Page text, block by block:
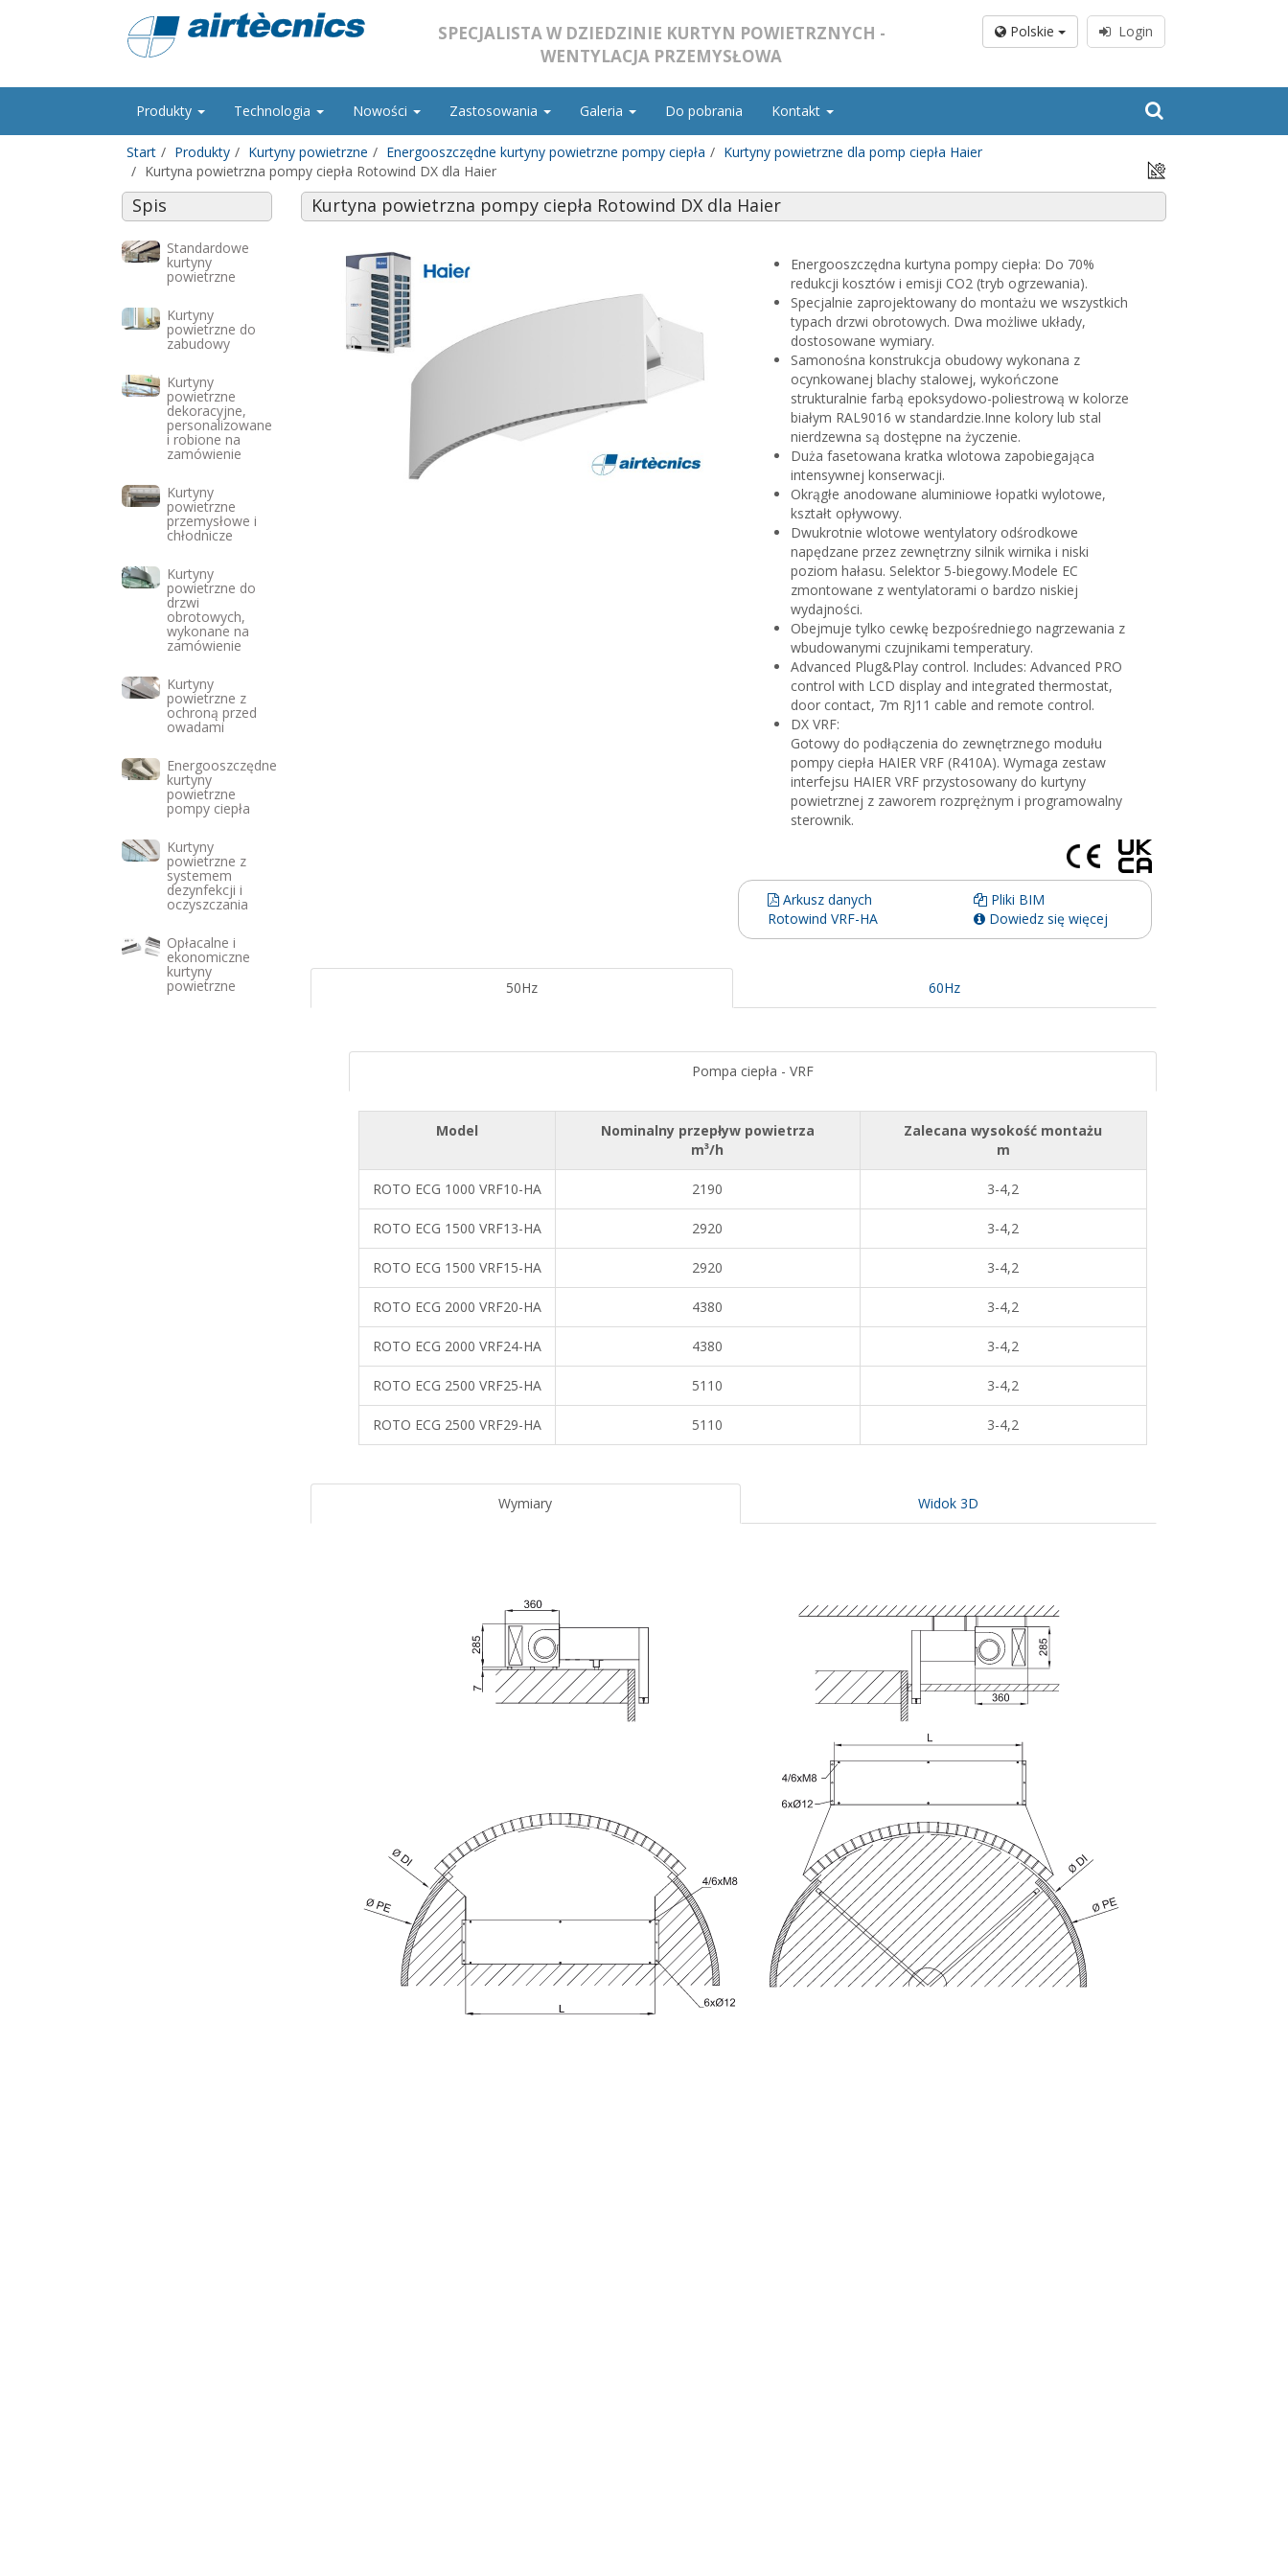
SPECJALISTA W DZIEDZINIE KURTYN POWIETRZNYCH -
WENTYLACJA PRZEMYSŁOWA
Polskie Login
Produkty Technologia Nowości Zastosowania Galeria Do pobrania Kontakt
Start Produkty Kurtyny powietrzne Energooszczędne kurtyny powietrzne pompy ciepła
Kurtyny powietrzne dla pomp ciepła Haier
Kurtyna powietrzna pompy ciepła Rotowind DX dla Haier
Spis
Standardowe
kurtyny
powietrzne
Kurtyny
powietrzne do
zabudowy
Kurtyny
powietrzne
dekoracyjne,
personalizowane
i robione na
zamówienie
Kurtyny
powietrzne
przemysłowe i
chłodnicze
Kurtyny
powietrzne do
drzwi
obrotowych,
wykonane na
zamówienie
Kurtyny
powietrzne z
ochroną przed
owadami
Energooszczędne
kurtyny
powietrzne
pompy ciepła
Kurtyny
powietrzne z
systemem
dezynfekcji i
oczyszczania
Opłacalne i
ekonomiczne
kurtyny
powietrzne
Kurtyna powietrzna pompy ciepła Rotowind DX dla Haier
Energooszczędna kurtyna pompy ciepła: Do 70%
redukcji kosztów i emisji CO2 (tryb ogrzewania).
Specjalnie zaprojektowany do montażu we wszystkich
typach drzwi obrotowych. Dwa możliwe układy,
dostosowane wymiary.
Samonośna konstrukcja obudowy wykonana z
ocynkowanej blachy stalowej, wykończone
strukturalnie farbą epoksydowo-poliestrową w kolorze
białym RAL9016 w standardzie.Inne kolory lub stal
nierdzewna są dostępne na życzenie.
Duża fasetowana kratka wlotowa zapobiegająca
intensywnej konserwacji.
Okrągłe anodowane aluminiowe łopatki wylotowe,
kształt opływowy.
Dwukrotnie wlotowe wentylatory odśrodkowe
napędzane przez zewnętrzny silnik wirnika i niski
poziom hałasu. Selektor 5-biegowy.Modele EC
zmontowane z wentylatorami o bardzo niskiej
wydajności.
Obejmuje tylko cewkę bezpośredniego nagrzewania z
wbudowanymi czujnikami temperatury.
Advanced Plug&Play control. Includes: Advanced PRO
control with LCD display and integrated thermostat,
door contact, 7m RJ11 cable and remote control.
DX VRF:
Gotowy do podłączenia do zewnętrznego modułu
pompy ciepła HAIER VRF (R410A). Wymaga zestaw
interfejsu HAIER VRF przystosowany do kurtyny
powietrznej z zaworem rozprężnym i programowalny
sterownik.
Arkusz danych
Rotowind VRF-HA
Pliki BIM
Dowiedz się więcej
50Hz 60Hz
Pompa ciepła - VRF
Model
Nominalny przepływ powietrza
m³/h
Zalecana wysokość montażu
m
ROTO ECG 1000 VRF10-HA 2190 3-4,2
ROTO ECG 1500 VRF13-HA 2920 3-4,2
ROTO ECG 1500 VRF15-HA 2920 3-4,2
ROTO ECG 2000 VRF20-HA 4380 3-4,2
ROTO ECG 2000 VRF24-HA 4380 3-4,2
ROTO ECG 2500 VRF25-HA 5110 3-4,2
ROTO ECG 2500 VRF29-HA 5110 3-4,2
Wymiary Widok 3D